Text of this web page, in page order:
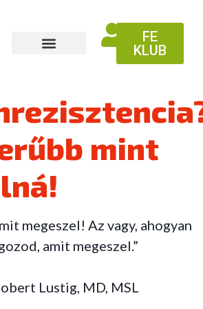
FE
KLUB
mint
megeszel! Az vagy, ahogyan
amit megeszel.”
Lustig, MD, MSL